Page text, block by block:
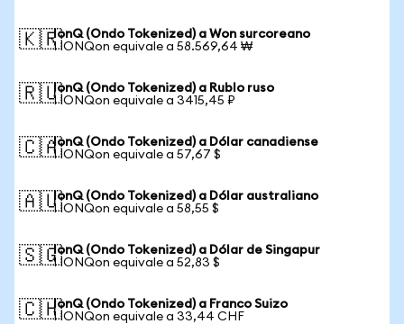
🇰🇷IonQ (Ondo Tokenized) a Won surcoreano
1 IONQon equivale a 58.569,64 ₩
🇷🇺IonQ (Ondo Tokenized) a Rublo ruso
1 IONQon equivale a 3415,45 ₽
🇨🇦IonQ (Ondo Tokenized) a Dólar canadiense
1 IONQon equivale a 57,67 $
🇦🇺IonQ (Ondo Tokenized) a Dólar australiano
1 IONQon equivale a 58,55 $
🇸🇬IonQ (Ondo Tokenized) a Dólar de Singapur
1 IONQon equivale a 52,83 $
🇨🇭IonQ (Ondo Tokenized) a Franco Suizo
1 IONQon equivale a 33,44 CHF